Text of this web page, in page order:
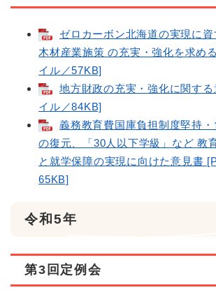
ゼロカーボン北海道の実現に資
木材産業施策 の充実・強化を求め
イル／57KB]
地方財政の充実・強化に関す
イル／84KB]
義務教育費国庫負担制度堅持
の復元、「30人以下学級」など 教
と就学保障の実現に向けた意見書
65KB]
令和5年
第3回定例会